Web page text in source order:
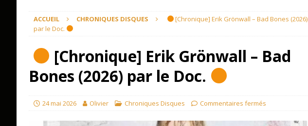
ACCUEIL CHRONIQUES DISQUES
[Chronique] Erik Grönwall – Bad Bones (2026)
par le Doc.
[Chronique] Erik Grönwall – Bad
Bones (2026) par le Doc.
24 mai 2026 Olivier Chroniques Disques Commentaires fermés